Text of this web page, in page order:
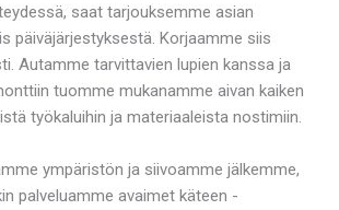
saat tarjouksemme asian
päiväjärjestyksestä. Korjaamme siis
Autamme tarvittavien lupien kanssa ja
tuomme mukanamme aivan kaiken
työkaluihin ja materiaaleista nostimiin.
ympäristön ja siivoamme jälkemme,
palveluamme avaimet käteen -